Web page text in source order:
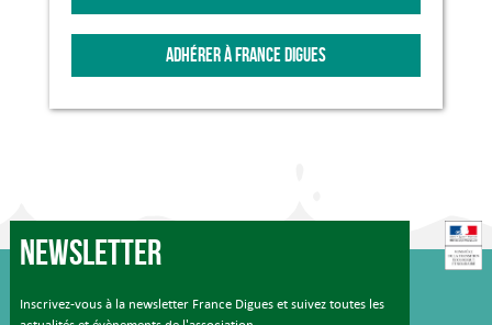
ADHÉRER À FRANCE DIGUES
Newsletter
Inscrivez-vous à la newsletter France Digues et suivez toutes les